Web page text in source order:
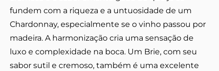
fundem com a riqueza e a untuosidade de um
Chardonnay, especialmente se o vinho passou por
madeira. A harmonização cria uma sensação de
luxo e complexidade na boca. Um Brie, com seu
sabor sutil e cremoso, também é uma excelente